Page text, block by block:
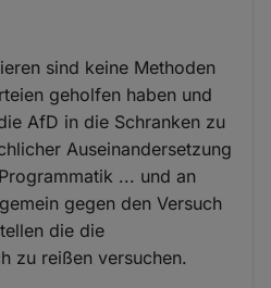
sind keine Methoden
geholfen haben und
AfD in die Schranken zu
Auseinandersetzung
... und an
gegen den Versuch
die die
zu reißen versuchen.